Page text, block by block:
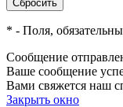
* - Поля,
Сообщение
Ваше сообщение
Вами свяжется наш
Закрыть окно